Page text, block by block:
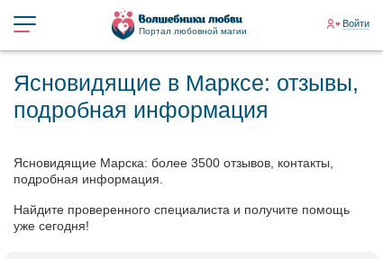
Портал любовной магии
Войти
Ясновидящие в Марксе: отзывы,
подробная информация
Ясновидящие Марска: более 3500 отзывов, контакты,
подробная информация.
Найдите проверенного специалиста и получите помощь
уже сегодня!